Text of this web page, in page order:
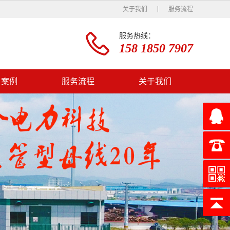
关于我们 服务流程
服务热线：
158 1850 7907
例 服务流程 关于我们